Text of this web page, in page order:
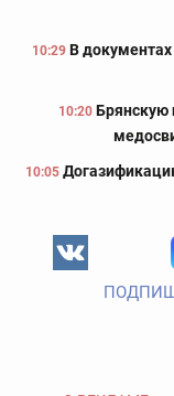
10:29 В
10:20 Брянскую
10:05